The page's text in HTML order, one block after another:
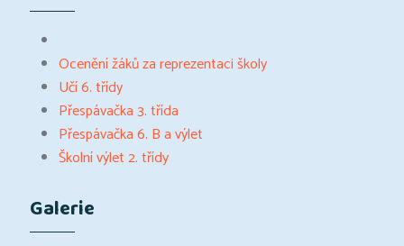
Ocenění žáků za reprezentaci školy
Učí 6. třídy
Přespávačka 3. třída
Přespávačka 6. B a výlet
Školní výlet 2. třídy
Galerie